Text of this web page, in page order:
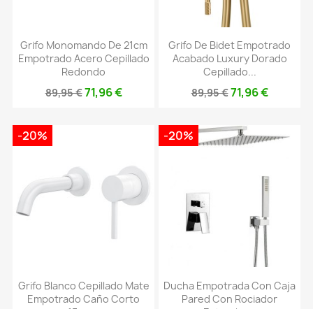
Grifo Monomando De 21cm
Empotrado Acero Cepillado
Redondo
89,95 €71,96 €
Grifo De Bidet Empotrado
Acabado Luxury Dorado
Cepillado...
89,95 €71,96 €
Grifo Blanco Cepillado Mate
Empotrado Caño Corto
-20%
Ducha Empotrada Con Caja
Pared Con Rociador
-20%